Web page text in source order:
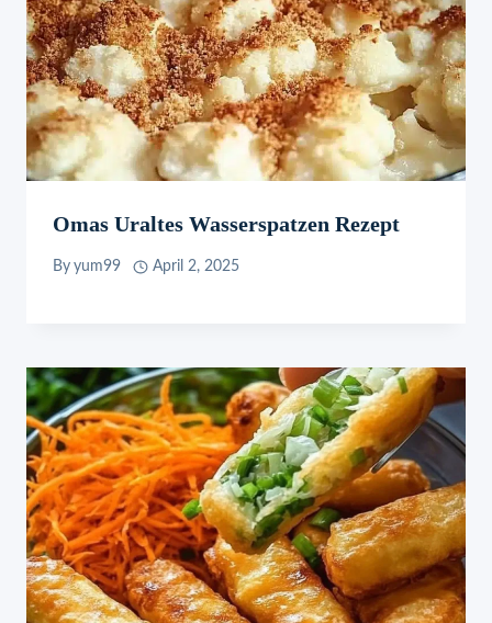
Omas Uraltes Wasserspatzen Rezept
By yum99 April 2, 2025